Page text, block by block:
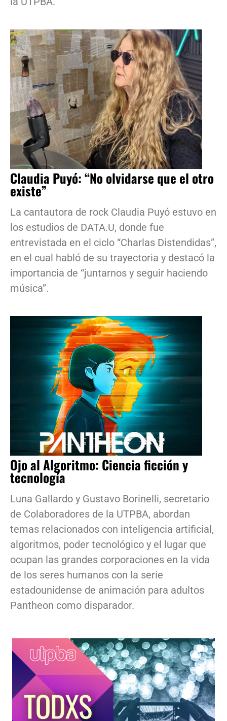
Claudia Puyó: “No olvidarse que el otro
existe”
La cantautora de rock Claudia Puyó estuvo en
los estudios de DATA.U, donde fue
entrevistada en el ciclo “Charlas Distendidas”,
en el cual habló de su trayectoria y destacó la
importancia de “juntarnos y seguir haciendo
música”.
Ojo al Algoritmo: Ciencia ficción y
tecnología
Luna Gallardo y Gustavo Borinelli, secretario
de Colaboradores de la UTPBA, abordan
temas relacionados con inteligencia artificial,
algoritmos, poder tecnológico y el lugar que
ocupan las grandes corporaciones en la vida
de los seres humanos con la serie
estadounidense de animación para adultos
Pantheon como disparador.